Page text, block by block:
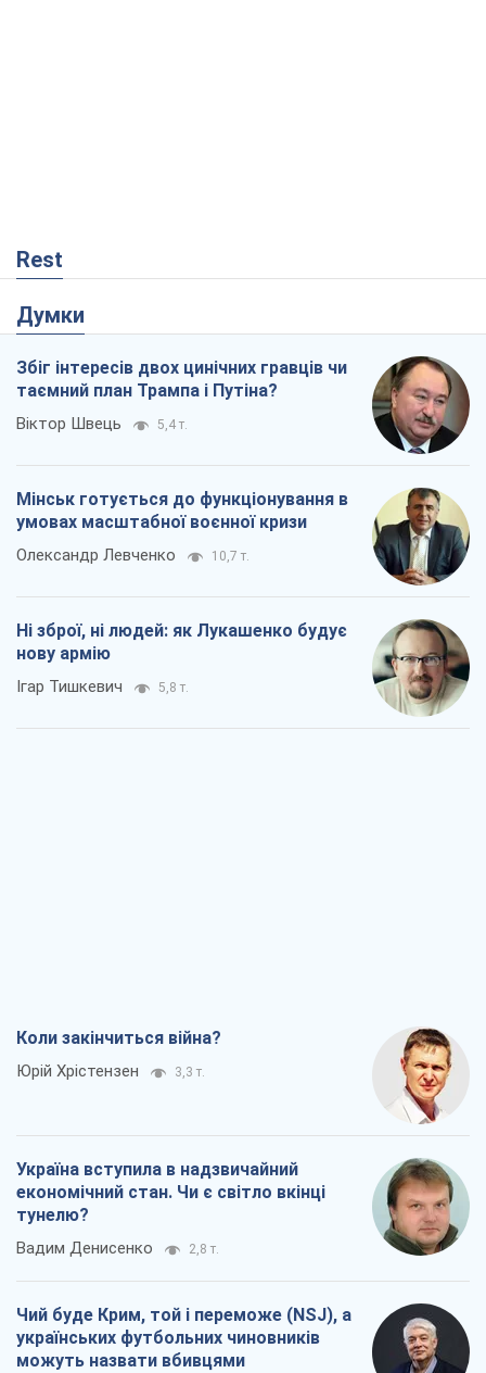
Rest
Думки
Збіг інтересів двох цинічних гравців чи
таємний план Трампа і Путіна?
Віктор Швець 5,4 т.
Мінськ готується до функціонування в
умовах масштабної воєнної кризи
Олександр Левченко 10,7 т.
Ні зброї, ні людей: як Лукашенко будує
нову армію
Ігар Тишкевич 5,8 т.
Коли закінчиться війна?
Юрій Хрістензен 3,3 т.
Україна вступила в надзвичайний
економічний стан. Чи є світло вкінці
тунелю?
Вадим Денисенко 2,8 т.
Чий буде Крим, той і переможе (NSJ), а
українських футбольних чиновників
можуть назвати вбивцями